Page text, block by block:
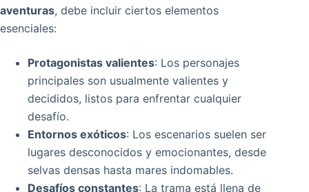
aventuras, debe incluir ciertos elementos
esenciales:
Protagonistas valientes: Los personajes
principales son usualmente valientes y
decididos, listos para enfrentar cualquier
desafío.
Entornos exóticos: Los escenarios suelen ser
lugares desconocidos y emocionantes, desde
selvas densas hasta mares indomables.
Desafíos constantes: La trama está llena de